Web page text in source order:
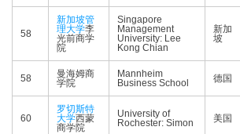
58
新加坡管
理大学李
光前商学
院
Singapore
Management
University: Lee
Kong Chian
新加
坡
58
曼海姆商
学院
Mannheim
Business School
德国
60
罗切斯特
大学西蒙
商学院
University of
Rochester: Simon
美国